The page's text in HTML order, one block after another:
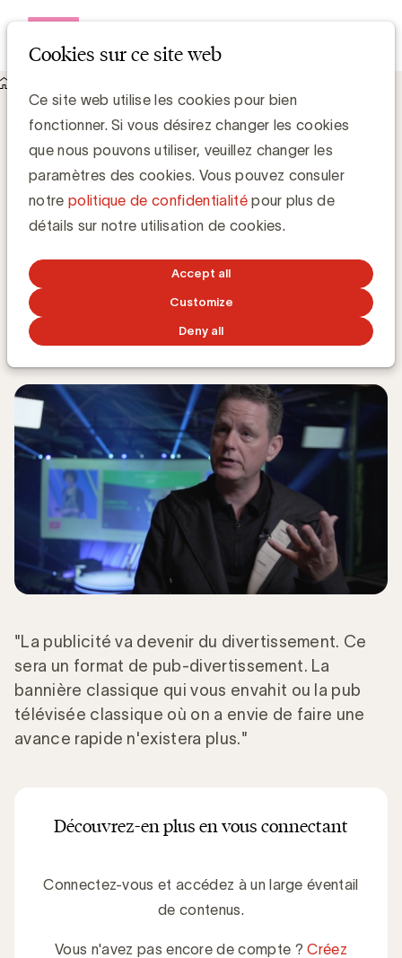
Cookies sur ce site web
Ce site web utilise les cookies pour bien
fonctionner. Si vous désirez changer les cookies
que nous pouvons utiliser, veuillez changer les
paramètres des cookies. Vous pouvez consuler
notre politique de confidentialitépour plus de
détails sur notre utilisation de cookies.
Accept all
Customize
Deny all
UBA Trends Day Speaker : Martin Lindstrom sur les tendances
en Strategy & Branding
UBA Trends Day Speaker : Martin
Lindstrom sur les tendances en Strategy
& Branding
Grégory Marchandise, UBA
Domain lead Data & Technology and Content
2 AVRIL 2019
"La publicité va devenir du divertissement. Ce
sera un format de pub-divertissement. La
bannière classique qui vous envahit ou la pub
télévisée classique où on a envie de faire une
avance rapide n'existera plus."
Découvrez-en plus en vous connectant
Connectez-vous et accédez à un large éventail
de contenus.
Vous n'avez pas encore de compte ?Créez